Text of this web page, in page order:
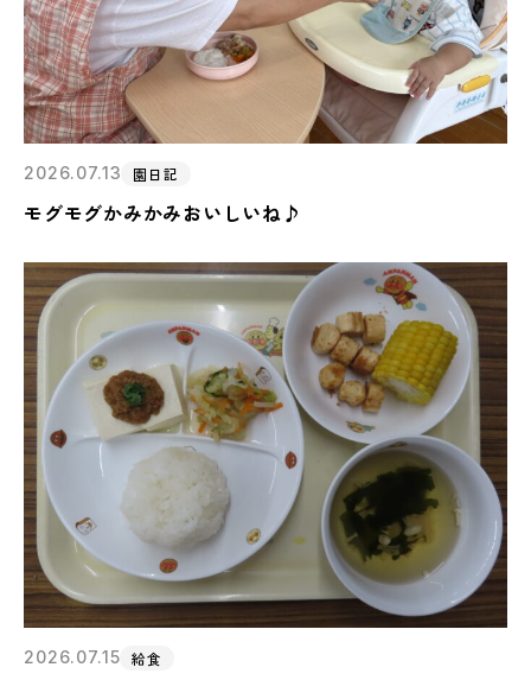
2026.07.13 園日記
モグモグかみかみおいしいね♪
2026.07.15 給食